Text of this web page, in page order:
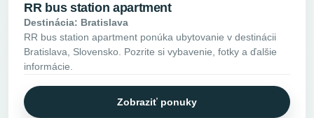
RR bus station apartment
Destinácia: Bratislava
RR bus station apartment ponúka ubytovanie v destinácii
Bratislava, Slovensko. Pozrite si vybavenie, fotky a ďalšie
informácie.
Zobraziť ponuky